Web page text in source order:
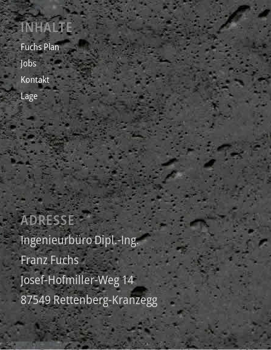
INHALTE
Fuchs Plan
Jobs
Kontakt
Lage
ADRESSE
Ingenieurbüro Dipl.-Ing.
Franz Fuchs
Josef-Hofmiller-Weg 14
87549 Rettenberg-Kranzegg